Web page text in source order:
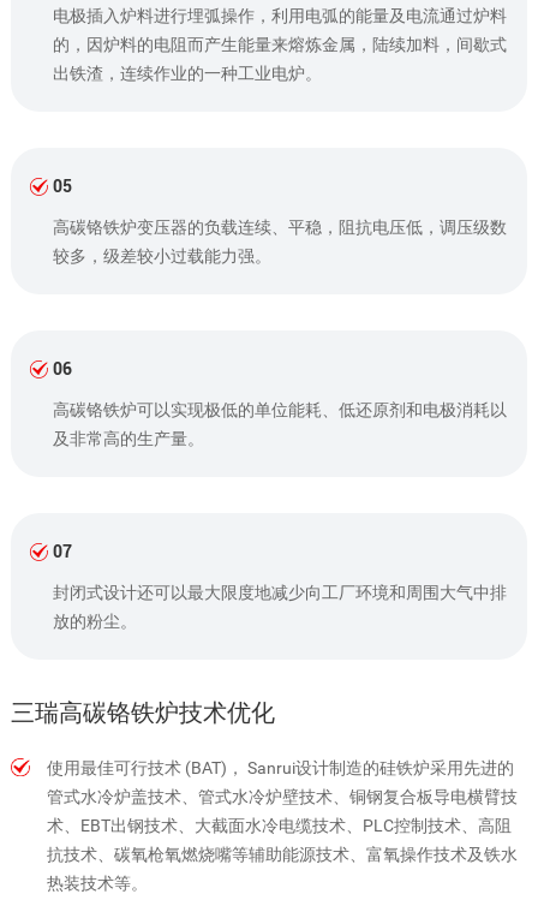
电极插入炉料进行埋弧操作，利用电弧的能量及电流通过炉料
的，因炉料的电阻而产生能量来熔炼金属，陆续加料，间歇式
出铁渣，连续作业的一种工业电炉。
05
高碳铬铁炉变压器的负载连续、平稳，阻抗电压低，调压级数
较多，级差较小过载能力强。
06
高碳铬铁炉可以实现极低的单位能耗、低还原剂和电极消耗以
及非常高的生产量。
07
封闭式设计还可以最大限度地减少向工厂环境和周围大气中排
放的粉尘。
三瑞高碳铬铁炉技术优化
使用最佳可行技术 (BAT)， Sanrui设计制造的硅铁炉采用先进的
管式水冷炉盖技术、管式水冷炉壁技术、铜钢复合板导电横臂技
术、EBT出钢技术、大截面水冷电缆技术、PLC控制技术、高阻
抗技术、碳氧枪氧燃烧嘴等辅助能源技术、富氧操作技术及铁水
热装技术等。